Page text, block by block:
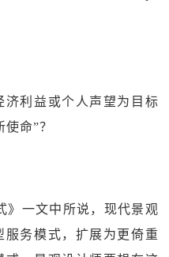
济利益或个人声望为目标
命”？
》一文中所说，现代景观
务模式，扩展为更倚重